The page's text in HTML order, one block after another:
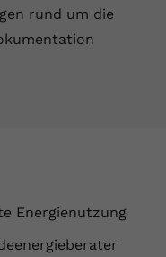
rund um die
Energienutzung